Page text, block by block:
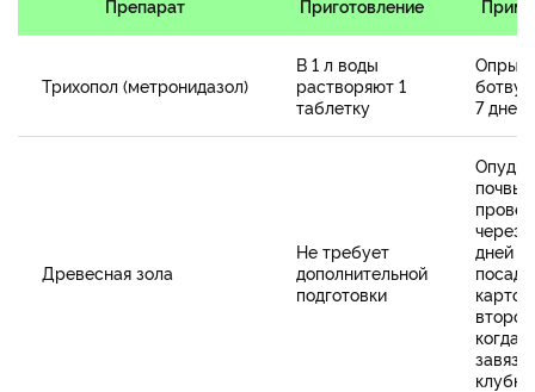
Препарат Приготовление
Трихопол (метронидазол)
В 1 л воды
растворяют 1
таблетку
ботву
7 дней.
Древесная зола
Не требует
дополнительной
подготовки
почвы
через
дней
когда
клубни